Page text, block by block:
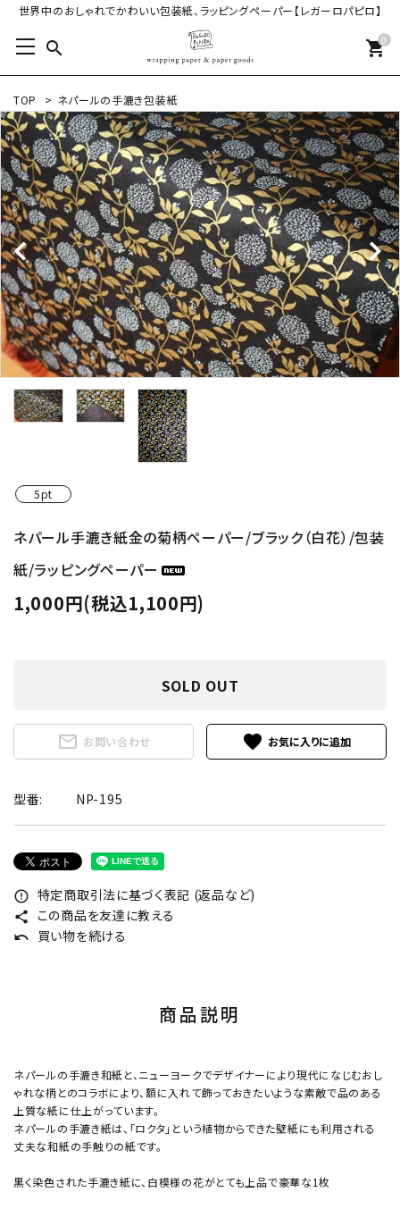
世界中のおしゃれでかわいい包装紙、ラッピングペーパー【レガーロパピロ】
search 0
shopping_cart
TOP > ネパールの手漉き包装紙
5pt
ネパール手漉き紙金の菊柄ペーパー/ブラック（白花）/包装
紙/ラッピングペーパー
1,000円(税込1,100円)
SOLD OUT
mail_outline お問い合わせ favorite
型番: NP-195
error_outline 特定商取引法に基づく表記 (返品など)
share この商品を友達に教える
undo 買い物を続ける
商品説明
ネパールの手漉き和紙と、ニューヨークでデザイナーにより現代になじむおし
ゃれな柄とのコラボにより、額に入れて飾っておきたいような素敵で品のある
上質な紙に仕上がっています。
ネパールの手漉き紙は、「ロクタ」という植物からできた壁紙にも利用される
丈夫な和紙の手触りの紙です。
黒く染色された手漉き紙に、白模様の花がとても上品で豪華な1枚